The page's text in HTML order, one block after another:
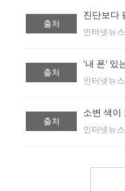
출처
인터넷뉴스
출처
인터넷뉴스
출처
인터넷뉴스